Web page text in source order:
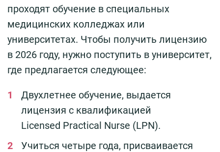
проходят обучение в специальных
медицинских колледжах или
университетах. Чтобы получить лицензию
в 2026 году, нужно поступить в университет,
где предлагается следующее:
Двухлетнее обучение, выдается
лицензия с квалификацией
Licensed Practical Nurse (LPN).
Учиться четыре года, присваивается